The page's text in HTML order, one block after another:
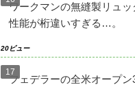
ワークマンの無縫製リュッ
性能が桁違いすぎる…。
20ビュー
フェデラーの全米オープン